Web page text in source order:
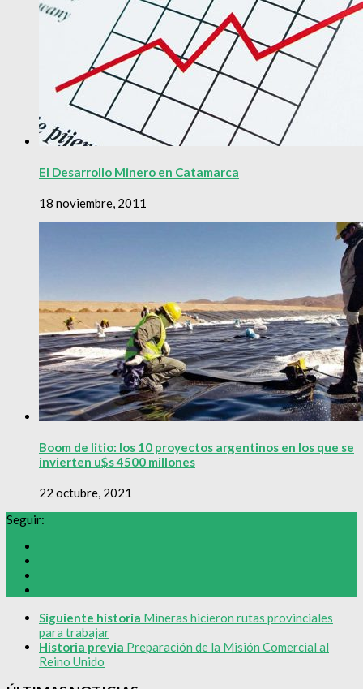
El Desarrollo Minero en Catamarca
18 noviembre, 2011
Boom de litio: los 10 proyectos argentinos en los que se
invierten u$s 4500 millones
22 octubre, 2021
Seguir:
Siguiente historia Mineras hicieron rutas provinciales
para trabajar
Historia previa Preparación de la Misión Comercial al
Reino Unido